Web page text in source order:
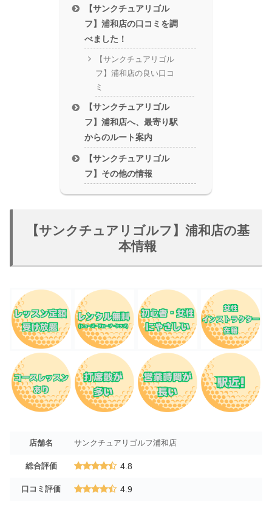
【サンクチュアリゴル
フ】浦和店の口コミを調
べました！
【サンクチュアリゴル
フ】浦和店の良い口コ
ミ
【サンクチュアリゴル
フ】浦和店へ、最寄り駅
からのルート案内
【サンクチュアリゴル
フ】その他の情報
【サンクチュアリゴルフ】浦和店の基
本情報
店舗名 サンクチュアリゴルフ浦和店
総合評価 4.8
口コミ評価 4.9